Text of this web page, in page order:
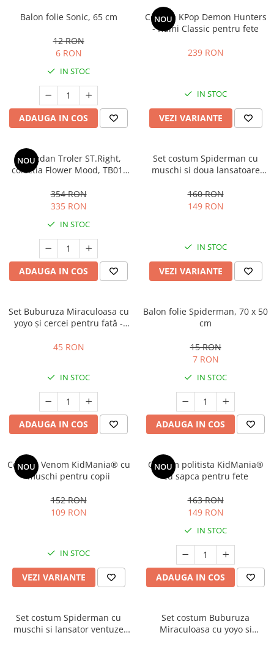
Balon folie Sonic, 65 cm
12 RON
6 RON
IN STOC
ADAUGA IN COS
NOU
Costum KPop Demon Hunters
- Rumi Classic pentru fete
239 RON
IN STOC
VEZI VARIANTE
NOU
Ghiozdan Troler ST.Right,
colectia Flower Mood, TB01,
354 RON
335 RON
IN STOC
ADAUGA IN COS
Set costum Spiderman cu
muschi si doua lansatoare
160 RON
149 RON
IN STOC
VEZI VARIANTE
Set Buburuza Miraculoasa cu
yoyo și cercei pentru fată -
45 RON
IN STOC
ADAUGA IN COS
Balon folie Spiderman, 70 x 50
cm
15 RON
7 RON
IN STOC
ADAUGA IN COS
NOU
Costum Venom KidMania® cu
muschi pentru copii
152 RON
109 RON
IN STOC
VEZI VARIANTE
NOU
Costum politista KidMania®
cu sapca pentru fete
163 RON
149 RON
IN STOC
ADAUGA IN COS
Set costum Spiderman cu
muschi si lansator ventuze
Set costum Buburuza
Miraculoasa cu yoyo si